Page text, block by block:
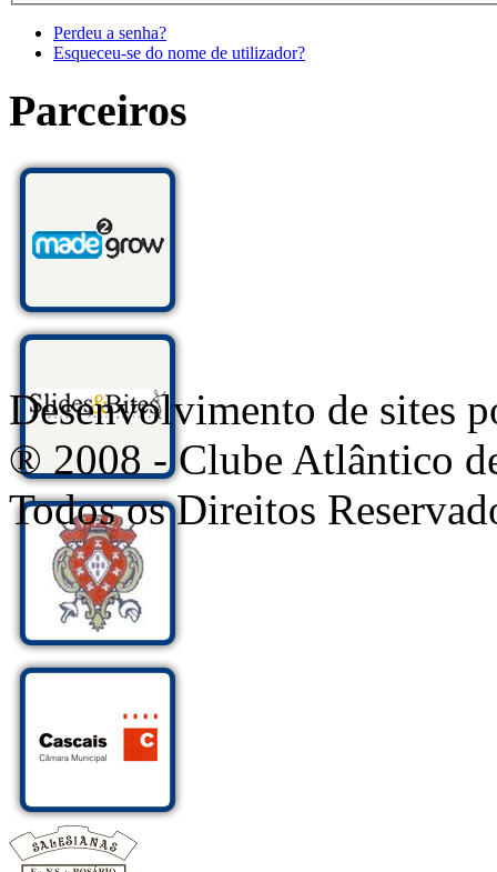
Perdeu a senha?
Esqueceu-se do nome de utilizador?
Parceiros
Desenvolvimento de sites
® 2008 - Clube Atlântico
Todos os Direitos